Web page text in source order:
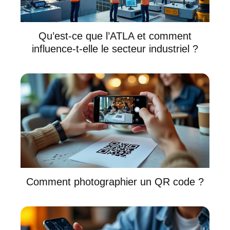
Qu’est-ce que l’ATLA et comment
influence-t-elle le secteur industriel ?
Comment photographier un QR code ?